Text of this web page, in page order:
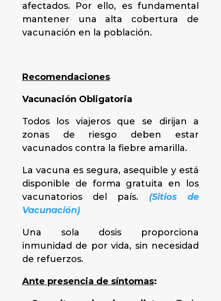
afectados. Por ello, es fundamental
mantener una alta cobertura de
vacunación en la población.
Recomendaciones
Vacunación Obligatoria
Todos los viajeros que se dirijan a
zonas de riesgo deben estar
vacunados contra la fiebre amarilla.
La vacuna es segura, asequible y está
disponible de forma gratuita en los
vacunatorios del país. (Sitios de
Vacunación)
Una sola dosis proporciona
inmunidad de por vida, sin necesidad
de refuerzos.
Ante presencia de síntomas: